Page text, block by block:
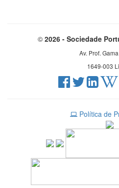
© 2026 - Sociedade
Av. Prof.
1649-003
Política de